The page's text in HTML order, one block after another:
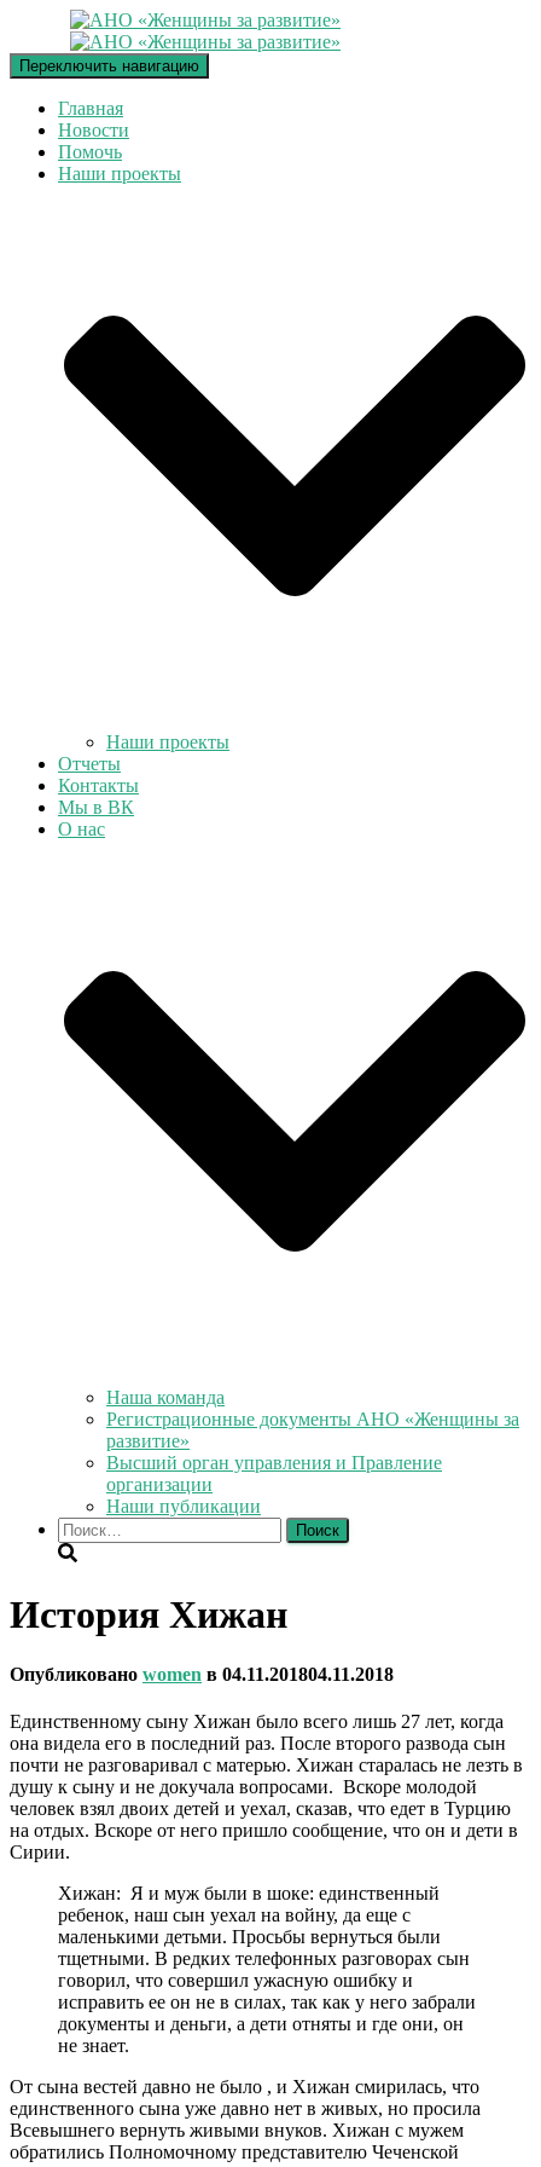
Переключить навигацию
Главная
Новости
Помочь
Наши проекты
Наши проекты
Отчеты
Контакты
Мы в ВК
О нас
Наша команда
Регистрационные документы АНО «Женщины за
развитие»
Высший орган управления и Правление
организации
Наши публикации
Найти:
История Хижан
Опубликовано women в 04.11.201804.11.2018
Единственному сыну Хижан было всего лишь 27 лет, когда
она видела его в последний раз. После второго развода сын
почти не разговаривал с матерью. Хижан старалась не лезть в
душу к сыну и не докучала вопросами. Вскоре молодой
человек взял двоих детей и уехал, сказав, что едет в Турцию
на отдых. Вскоре от него пришло сообщение, что он и дети в
Сирии.
Хижан: Я и муж были в шоке: единственный
ребенок, наш сын уехал на войну, да еще с
маленькими детьми. Просьбы вернуться были
тщетными. В редких телефонных разговорах сын
говорил, что совершил ужасную ошибку и
исправить ее он не в силах, так как у него забрали
документы и деньги, а дети отняты и где они, он
не знает.
От сына вестей давно не было , и Хижан смирилась, что
единственного сына уже давно нет в живых, но просила
Всевышнего вернуть живыми внуков. Хижан с мужем
обратились Полномочному представителю Чеченской